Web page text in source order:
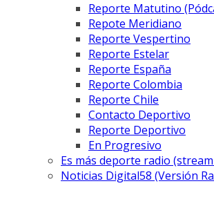
Reporte Matutino
Repote Meridiano
Reporte Vespertino
Reporte Estelar
Reporte España
Reporte Colombia
Reporte Chile
Contacto Deportivo
Reporte Deportivo
En Progresivo
Es más deporte radio
Noticias Digital58 (Versión